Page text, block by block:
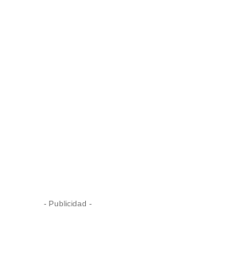
- Publicidad -